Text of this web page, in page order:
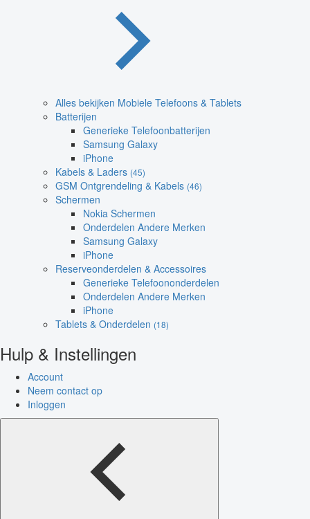
Alles bekijken Mobiele Telefoons & Tablets
Batterijen
Generieke Telefoonbatterijen
Samsung Galaxy
iPhone
Kabels & Laders (45)
GSM Ontgrendeling & Kabels (46)
Schermen
Nokia Schermen
Onderdelen Andere Merken
Samsung Galaxy
iPhone
Reserveonderdelen & Accessoires
Generieke Telefoononderdelen
Onderdelen Andere Merken
iPhone
Tablets & Onderdelen (18)
Hulp & Instellingen
Account
Neem contact op
Inloggen